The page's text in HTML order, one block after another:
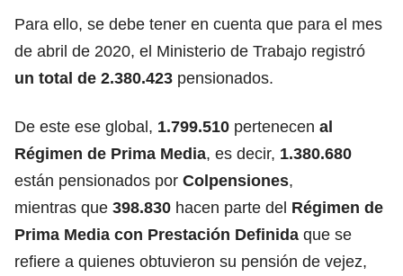
Para ello, se debe tener en cuenta que para el mes
de abril de 2020, el Ministerio de Trabajo registró
un total de 2.380.423 pensionados.
De este ese global, 1.799.510 pertenecen al
Régimen de Prima Media, es decir, 1.380.680
están pensionados por Colpensiones,
mientras que 398.830 hacen parte del Régimen de
Prima Media con Prestación Definida que se
refiere a quienes obtuvieron su pensión de vejez,